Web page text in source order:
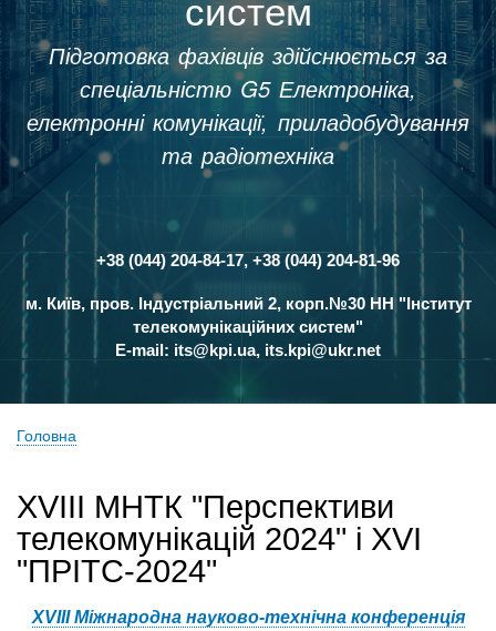
систем
Підготовка фахівців здійснюється за
спеціальністю G5 Електроніка,
електронні комунікації, приладобудування
та радіотехніка
Контакти
+38 (044) 204-84-17, +38 (044) 204-81-96
м. Київ, пров. Індустріальний 2, корп.№30 НН "Інститут
телекомунікаційних систем"
E-mail: its@kpi.ua, its.kpi@ukr.net
Головна
ХVIІI МНТК "Перспективи
телекомунікацій 2024" і ХVІ
"ПРІТС-2024"
ХVIІІ Міжнародна науково-технічна конференція